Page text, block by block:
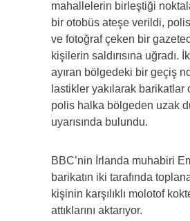
mahallelerin birleştiği
bir otobüs ateşe verildi,
ve fotoğraf çeken bir
kişilerin saldırısına uğradı.
ayıran bölgedeki bir geçiş
lastikler yakılarak barikatlar
polis halka bölgeden uzak
uyarısında bulundu.
BBC’nin İrlanda muhabiri
barikatın iki tarafında
kişinin karşılıklı molotof
attıklarını aktarıyor.